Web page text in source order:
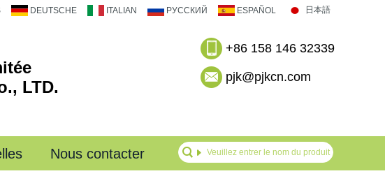
DEUTSCHE ITALIAN РУССКИЙ ESPAÑOL 日本語
LTD.
+86 158 146 32339
pjk@pjkcn.com
Nous contacter